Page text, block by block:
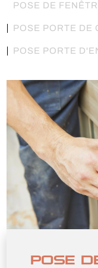
POSE DE
POSE PORTE DE
POSE PORTE
POSE